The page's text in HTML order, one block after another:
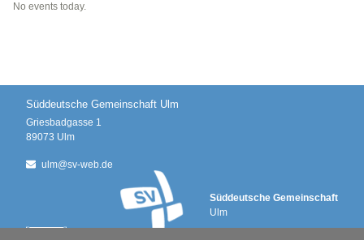
No events today.
Süddeutsche Gemeinschaft Ulm
Griesbadgasse 1
89073 Ulm
ulm@sv-web.de
Süddeutsche Gemeinschaft
Ulm